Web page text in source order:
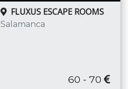
FLUXUS ESCAPE ROOMS
Salamanca
60 - 70